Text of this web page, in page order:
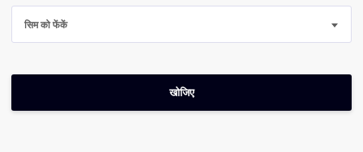
सिम को फेंकें